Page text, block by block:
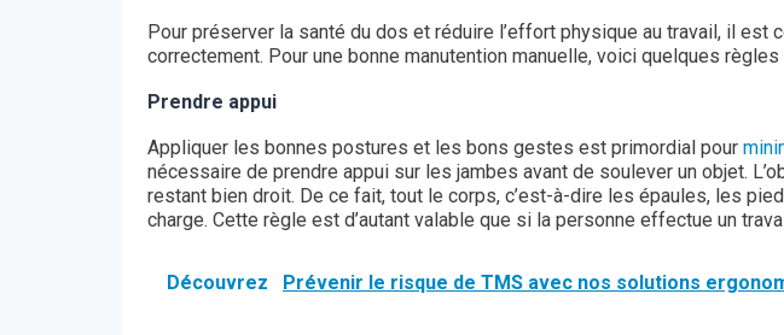
Pour préserver la santé du dos et réduire l’effort physique au travail, il est
correctement. Pour une bonne manutention manuelle, voici quelques
Prendre appui
Appliquer les bonnes postures et les bons gestes est primordial pour
nécessaire de prendre appui sur les jambes avant de soulever un objet.
restant bien droit. De ce fait, tout le corps, c’est-à-dire les épaules, les
charge. Cette règle est d’autant valable que si la personne effectue un
Découvrez Prévenir le risque de TMS avec nos solutions